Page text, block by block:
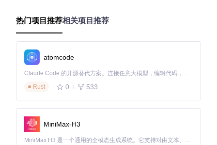
配置优先级
Kext智能匹配
中筛选兼容的Kext组合
ACPI补丁动态生成
用必要的ACPI重命名和补丁
理依赖关系，如为声卡驱动自动匹配相应的布局ID和注入方
为平衡自动化与灵活性，OpCore Simplify设计了直观的配置
界面，允许用户在自动生成的基础上进行精细化调整：
热门项目推荐相关项目推荐
atomcode
Claude Code 的开源替代方案。连接任意大模型，编辑代码，运行命令，自动验证 — 全自动执行。用 Rust 构建，极致性能。 ｜ An open-source alternative to Claude Code. Connect any LLM, edit code, run commands, and verify changes — autonomously. Built in Rust for speed. Get Started
Rust
0 533
MiniMax-H3
MiniMax H3 是一个通用的全模态生成系统。它支持对由文本、图像、视频和音频组成的多模态上下文进行统一理解，并能生成分辨率高达 2K、时长可达 15 秒的带原生立体声音频的视频。得益于面向任务泛化的系统设计，H3 在预训练阶段就已具备广泛的多模态上下文理解与生成能力，能够出色地执行复杂的多模态指令。